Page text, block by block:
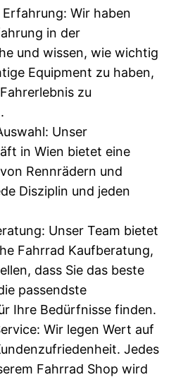
Wir haben
in der
und wissen, wie wichtig
Equipment zu haben,
zu
Unser
in Wien bietet eine
Rennrädern und
Disziplin und jeden
Unser Team bietet
Fahrrad Kaufberatung,
dass Sie das beste
passendste
Ihre Bedürfnisse finden.
Wir legen Wert auf
Jedes
Fahrrad Shop wird